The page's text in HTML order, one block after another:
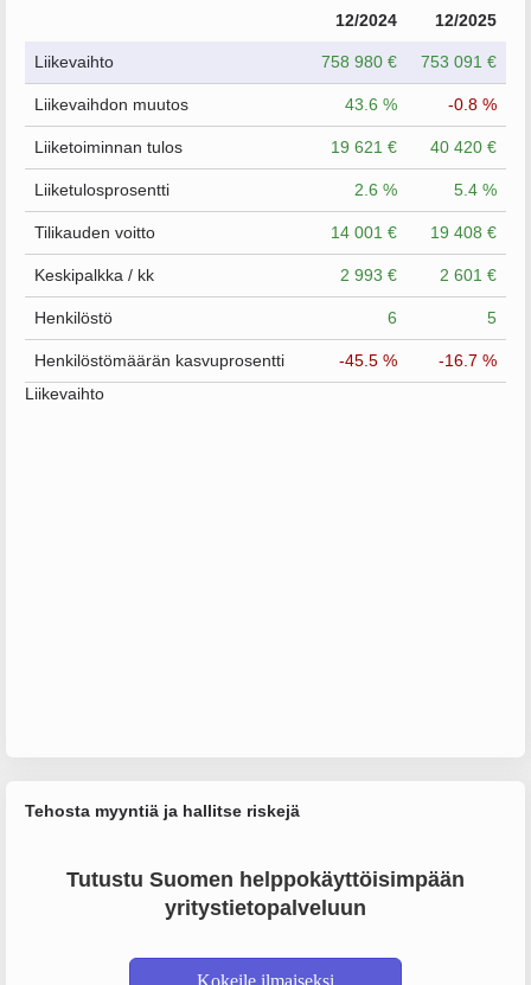
12/2024 12/2025
Liikevaihto 758 980 € 753 091 €
Liikevaihdon muutos 43.6 % -0.8 %
Liiketoiminnan tulos 19 621 € 40 420 €
Liiketulosprosentti 2.6 % 5.4 %
Tilikauden voitto 14 001 € 19 408 €
Keskipalkka / kk 2 993 € 2 601 €
Henkilöstö 6 5
Henkilöstömäärän kasvuprosentti -45.5 %
-16.7 %
Liikevaihto
Tehosta myyntiä ja hallitse riskejä
Tutustu Suomen helppokäyttöisimpään
yritystietopalveluun
Kokeile ilmaiseksi